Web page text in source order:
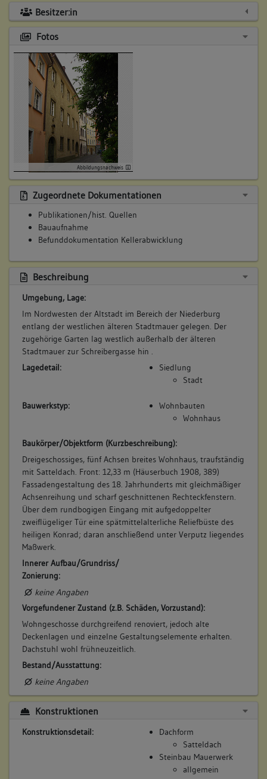
Besitzer:in
Fotos
Abbildungsnachweis
Zugeordnete Dokumentationen
Publikationen/hist. Quellen
Bauaufnahme
Befunddokumentation Kellerabwicklung
Beschreibung
Umgebung, Lage:
Im Nordwesten der Altstadt im Bereich der Niederburg
entlang der westlichen älteren Stadtmauer gelegen. Der
zugehörige Garten lag westlich außerhalb der älteren
Stadtmauer zur Schreibergasse hin .
Lagedetail:
Siedlung
Stadt
Bauwerkstyp:
Wohnbauten
Wohnhaus
Baukörper/Objektform (Kurzbeschreibung):
Dreigeschossiges, fünf Achsen breites Wohnhaus, traufständig
mit Satteldach. Front: 12,33 m (Häuserbuch 1908, 389)
Fassadengestaltung des 18. Jahrhunderts mit gleichmäßiger
Achsenreihung und scharf geschnittenen Rechteckfenstern.
Über dem rundbogigen Eingang mit aufgedoppelter
zweiflügeliger Tür eine spätmittelalterliche Reliefbüste des
heiligen Konrad; daran anschließend unter Verputz liegendes
Maßwerk.
Innerer Aufbau/Grundriss/
Zonierung:
keine Angaben
Vorgefundener Zustand (z.B. Schäden, Vorzustand):
Wohngeschosse durchgreifend renoviert, jedoch alte
Deckenlagen und einzelne Gestaltungselemente erhalten.
Dachstuhl wohl frühneuzeitlich.
Bestand/Ausstattung:
keine Angaben
Konstruktionen
Konstruktionsdetail:
Dachform
Satteldach
Steinbau Mauerwerk
allgemein